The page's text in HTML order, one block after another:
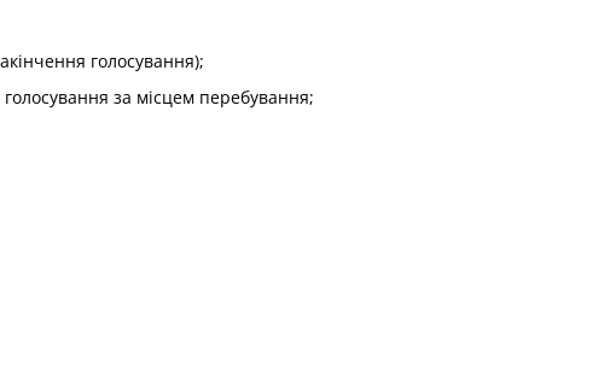
голосування);
голосування за місцем перебування;